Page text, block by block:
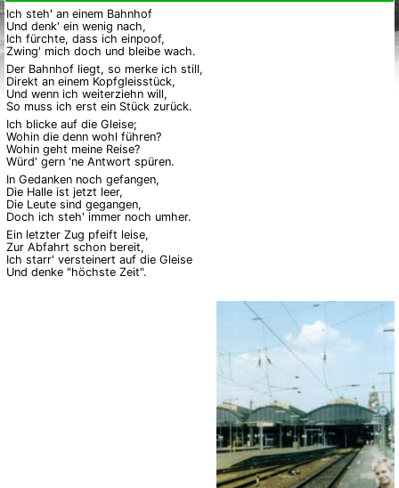
Ich steh' an einem Bahnhof
Und denk' ein wenig nach,
Ich fürchte, dass ich einpoof,
Zwing' mich doch und bleibe wach.
Der Bahnhof liegt, so merke ich still,
Direkt an einem Kopfgleisstück,
Und wenn ich weiterziehn will,
So muss ich erst ein Stück zurück.
Ich blicke auf die Gleise;
Wohin die denn wohl führen?
Wohin geht meine Reise?
Würd' gern 'ne Antwort spüren.
In Gedanken noch gefangen,
Die Halle ist jetzt leer,
Die Leute sind gegangen,
Doch ich steh' immer noch umher.
Ein letzter Zug pfeift leise,
Zur Abfahrt schon bereit,
Ich starr' versteinert auf die Gleise
Und denke "höchste Zeit".